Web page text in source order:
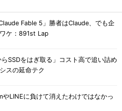
Fable 5」勝者はClaude、でも企
ケ：891st Lap
らSSDをはぎ取る」コスト高で追い詰め
スの延命テク
LINEに負けて消えたわけではなかっ